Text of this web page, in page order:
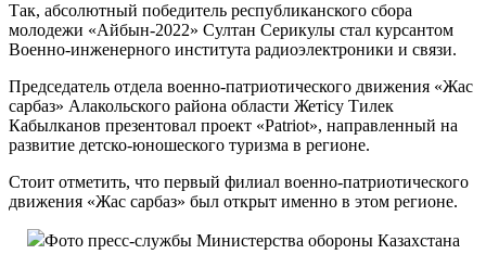
Так, абсолютный победитель республиканского сбора
молодежи «Айбын-2022» Султан Серикулы стал курсантом
Военно-инженерного института радиоэлектроники и связи.
Председатель отдела военно-патриотического движения «Жас
сарбаз» Алакольского района области Жетiсу Тилек
Кабылканов презентовал проект «Patriot», направленный на
развитие детско-юношеского туризма в регионе.
Стоит отметить, что первый филиал военно-патриотического
движения «Жас сарбаз» был открыт именно в этом регионе.
Фото пресс-службы Министерства обороны Казахстана